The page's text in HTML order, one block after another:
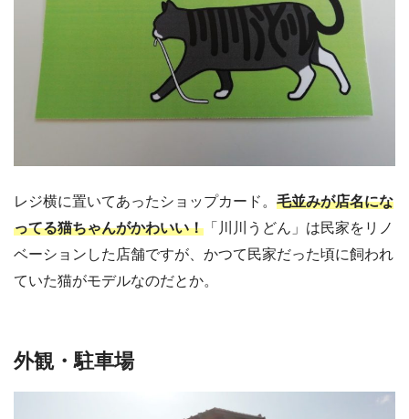
レジ横に置いてあったショップカード。 毛並みが店名にな
ってる猫ちゃんがかわいい！ 「川川うどん」は民家をリノ
ベーションした店舗ですが、かつて民家だった頃に飼われ
ていた猫がモデルなのだとか。
外観・駐車場